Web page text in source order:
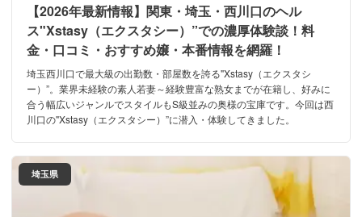
【2026年最新情報】関東・埼玉・西川口のヘル
ス"Xstasy（エクスタシー）”での濃厚体験談！料
金・口コミ・おすすめ嬢・本番情報を網羅！
埼玉西川口で最大級の出勤数・部屋数を誇る"Xstasy（エクスタシ
ー）”。業界未経験の素人若妻～経験豊富な熟女までが在籍し、好みに
合う幅広いジャンルでスタイルもS級並みの奥様の宝庫です。今回は西
川口の"Xstasy（エクスタシー）”に潜入・体験してきました。
埼玉県